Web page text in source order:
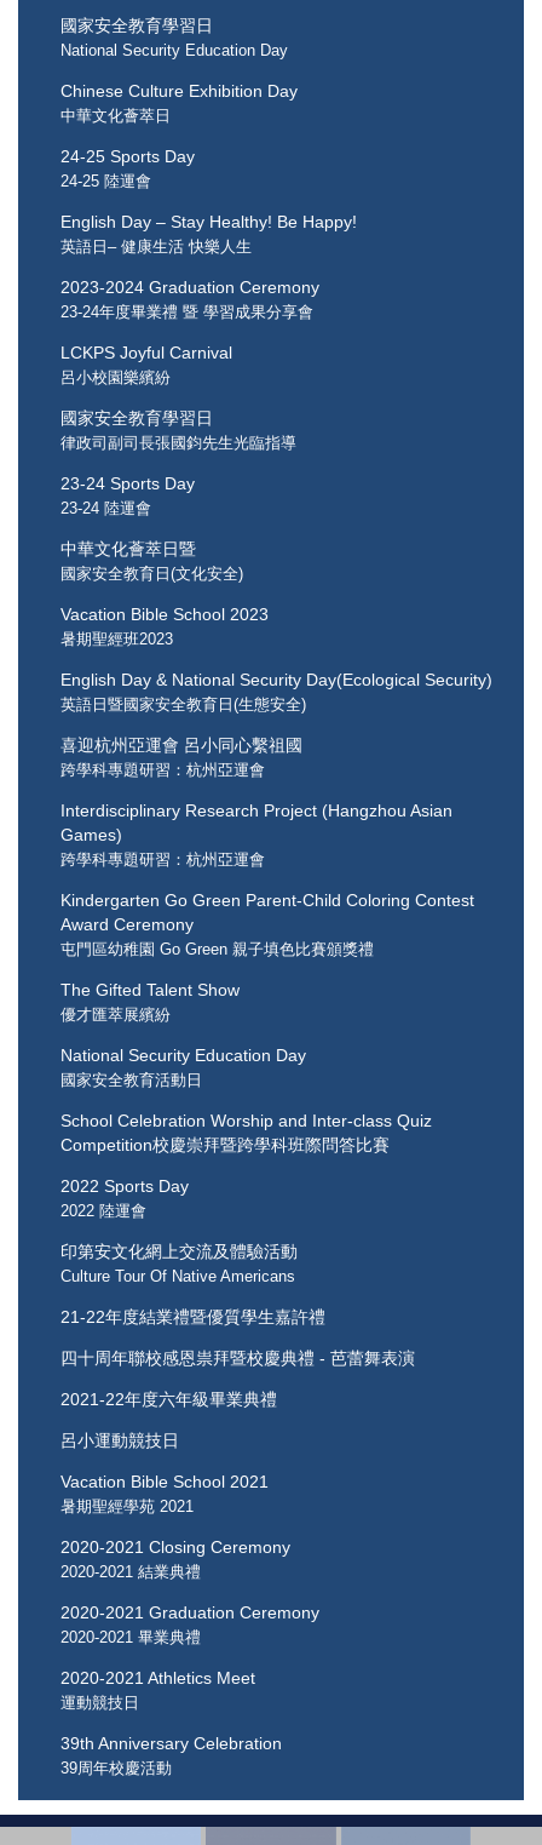
國家安全教育學習日
National Security Education Day
Chinese Culture Exhibition Day
中華文化薈萃日
24-25 Sports Day
24-25 陸運會
English Day – Stay Healthy! Be Happy!
英語日– 健康生活 快樂人生
2023-2024 Graduation Ceremony
23-24年度畢業禮 暨 學習成果分享會
LCKPS Joyful Carnival
呂小校園樂繽紛
國家安全教育學習日
律政司副司長張國鈞先生光臨指導
23-24 Sports Day
23-24 陸運會
中華文化薈萃日暨
國家安全教育日(文化安全)
Vacation Bible School 2023
暑期聖經班2023
English Day & National Security Day(Ecological Security)
英語日暨國家安全教育日(生態安全)
喜迎杭州亞運會 呂小同心繫祖國
跨學科專題研習：杭州亞運會
Interdisciplinary Research Project (Hangzhou Asian
Games)
跨學科專題研習：杭州亞運會
Kindergarten Go Green Parent-Child Coloring Contest
Award Ceremony
屯門區幼稚園 Go Green 親子填色比賽頒獎禮
The Gifted Talent Show
優才匯萃展繽紛
National Security Education Day
國家安全教育活動日
School Celebration Worship and Inter-class Quiz
Competition校慶崇拜暨跨學科班際問答比賽
2022 Sports Day
2022 陸運會
印第安文化網上交流及體驗活動
Culture Tour Of Native Americans
21-22年度結業禮暨優質學生嘉許禮
四十周年聯校感恩祟拜暨校慶典禮 - 芭蕾舞表演
2021-22年度六年級畢業典禮
呂小運動競技日
Vacation Bible School 2021
暑期聖經學苑 2021
2020-2021 Closing Ceremony
2020-2021 結業典禮
2020-2021 Graduation Ceremony
2020-2021 畢業典禮
2020-2021 Athletics Meet
運動競技日
39th Anniversary Celebration
39周年校慶活動